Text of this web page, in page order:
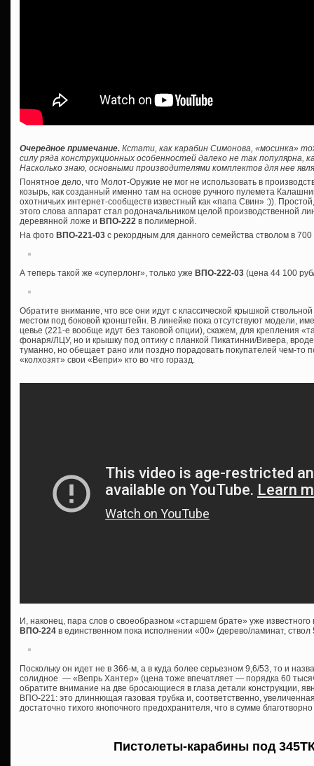
Очередное примечание. Кстати, как карабин Симонова, «мосинка»
силу ряда конструкционных особенностей далеко не так популярна,
Насколько знаю, основными производителями комплектов для нее
Понятное дело, что Молот-Оружие не мог не использовать в
козырь, как созданный именно там на основе ручного пулемета
охотничьих интернет-сообществ известный как «папа Свин» :)).
этого слова аппарат стал родоначальником целой производственной
деревянной ложе и ВПО-222 в полимерной.
На фото ВПО-221-03 с рекордным для данного семейства стволом в
А теперь такой же «суперлонг», только уже ВПО-222-03 (цена 44 100
Обратите внимание, что все они идут с классической крышкой
местом под боковой кронштейн. В линейке пока отсутствуют модели,
цевье (221-е вообще идут без таковой опции), скажем, для крепления
фонаря/ЛЦУ, но и крышку под оптику с планкой Пикатинни/Вивера,
туманно, но обещает рано или поздно порадовать покупателей чем-то
«колхозят» свои «Вепри» кто во что горазд.
И, наконец, пара слов о своеобразном «старшем брате» уже
ВПО-224 в единственном пока исполнении «00» (дерево/ламинат,
Поскольку он идет не в 366-м, а в куда более серьезном 9,6/53, то и
солидное — «Вепрь Хантер» (цена тоже впечатляет — порядка 60
обратите внимание на две бросающиеся в глаза детали конструкции,
ВПО-221: это длиннющая газовая трубка и, соответственно,
достаточно тихого кнопочного предохранителя, что в сумме
Пистолеты-карабины под